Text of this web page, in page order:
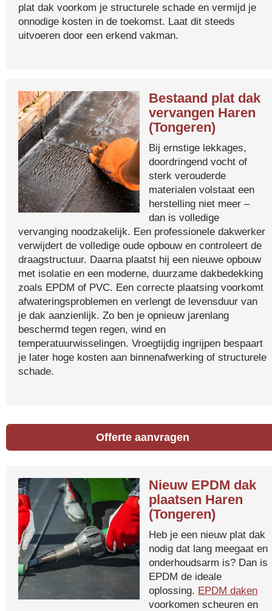
plat dak voorkom je structurele schade en vermijd je
onnodige kosten in de toekomst. Laat dit steeds
uitvoeren door een erkend vakman.
Bestaand plat dak
vervangen Haren
(Tongeren)
Bij ernstige lekkages,
doordringend vocht of
sterk verouderde
materialen volstaat een
herstelling niet meer –
dan is volledige
vervanging noodzakelijk. Een professionele dakwerker
verwijdert de volledige oude opbouw en controleert de
draagstructuur. Daarna plaatst hij een nieuwe opbouw
met isolatie en een moderne, duurzame dakbedekking
zoals EPDM of PVC. Een correcte plaatsing voorkomt
afwateringsproblemen en verlengt de levensduur van
je dak aanzienlijk. Zo ben je opnieuw jarenlang
beschermd tegen regen, wind en
temperatuurwisselingen. Vroegtijdig ingrijpen bespaart
je later hoge kosten aan binnenafwerking of structurele
schade.
Offerte aanvragen
Nieuw EPDM dak
plaatsen Haren
(Tongeren)
Heb je een nieuw plat dak
nodig dat lang meegaat en
onderhoudsarm is? Dan is
EPDM de ideale
oplossing. EPDM daken
voorkomen scheuren en